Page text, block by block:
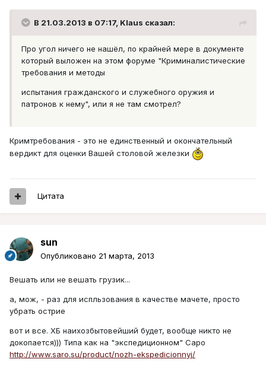
В 21.03.2013 в 07:17, Klaus сказал:
Про угол ничего не нашёл, по крайней мере в документе
который выложен на этом форуме "Криминалистические
требования и методы
испытания гражданского и служебного оружия и
патронов к нему", или я не там смотрел?
Кримтребования - это не единственный и окончательный
вердикт для оценки Вашей столовой железки
Цитата
sun
Опубликовано 21 марта, 2013
Вешать или не вешать грузик...
а, мож, - раз для испльзования в качестве мачете, просто
убрать острие
вот и все. ХБ наихозбытовейший будет, вообще никто не
докопается))) Типа как на "экспедиционном" Саро
http://www.saro.su/product/nozh-ekspedicionnyj/